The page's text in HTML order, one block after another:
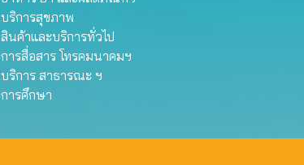
บริการสุขภาพ
สินค้าและบริการทั่วไป
การสื่อสาร โทรคมนาคมฯ
บริการ สาธารณะ ฯ
การศึกษา